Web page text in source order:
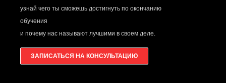
узнай чего ты сможешь достигнуть по окончанию
обучения
и почему нас называют лучшими в своем деле.
ЗАПИСАТЬСЯ НА КОНСУЛЬТАЦИЮ